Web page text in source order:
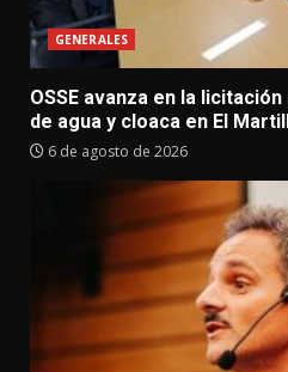
GENERALES
OSSE avanza en la
de agua y cloaca en El
6 de agosto de 2026